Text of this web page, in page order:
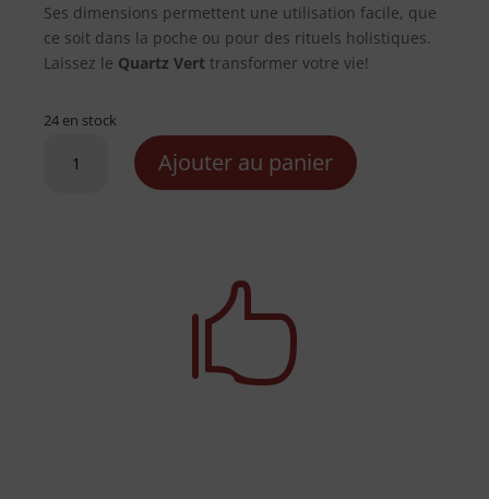
Ses dimensions permettent une utilisation facile, que
ce soit dans la poche ou pour des rituels holistiques.
Laissez le Quartz Vert transformer votre vie!
24 en stock
Ajouter au panier
